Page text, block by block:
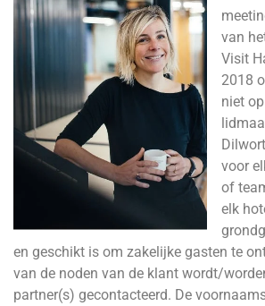
van
Visit
2018
niet
voor
of
elk
en geschikt is om zakelijke gasten te
van de noden van de klant wordt/
partner(s) gecontacteerd. De